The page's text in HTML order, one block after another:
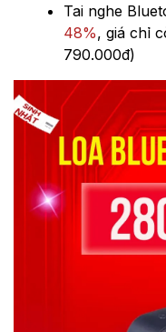
Tai nghe
48%, giá chỉ
790.000đ)